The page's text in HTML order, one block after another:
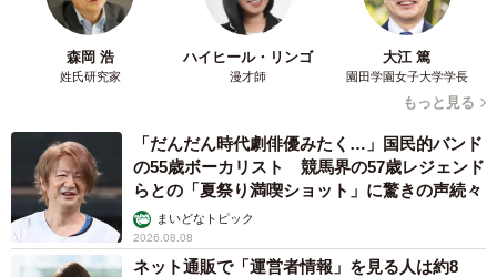
森岡 浩
姓氏研究家
ハイヒール・リンゴ
漫才師
大江 篤
園田学園女子大学学長
もっと見る
「だんだん時代劇俳優みたく…」国民的バンド
の55歳ボーカリスト 競馬界の57歳レジェンド
らとの「夏祭り満喫ショット」に驚きの声続々
まいどなトピック
2026.08.08
ネット通販で「運営者情報」を見る人は約8